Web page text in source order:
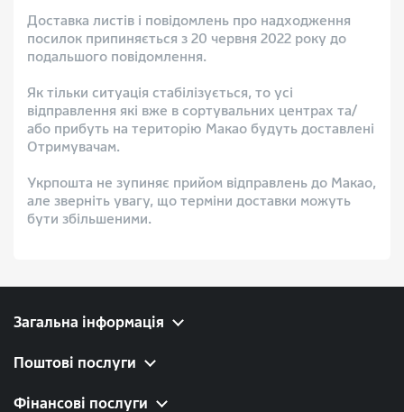
Доставка листів і повідомлень про надходження
посилок припиняється з 20 червня 2022 року до
подальшого повідомлення.
Як тільки ситуація стабілізується, то усі
відправлення які вже в сортувальних центрах та/
або прибуть на територію Макао будуть доставлені
Отримувачам.
Укрпошта не зупиняє прийом відправлень до Макао,
але зверніть увагу, що терміни доставки можуть
бути збільшеними.
Загальна інформація
Поштові послуги
Фінансові послуги